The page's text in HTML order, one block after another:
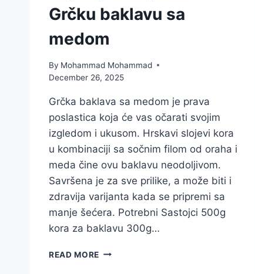
Grčku baklavu sa
medom
By Mohammad Mohammad
December 26, 2025
Grčka baklava sa medom je prava
poslastica koja će vas očarati svojim
izgledom i ukusom. Hrskavi slojevi kora
u kombinaciji sa sočnim filom od oraha i
meda čine ovu baklavu neodoljivom.
Savršena je za sve prilike, a može biti i
zdravija varijanta kada se pripremi sa
manje šećera. Potrebni Sastojci 500g
kora za baklavu 300g…
READ MORE NAJBOLJI